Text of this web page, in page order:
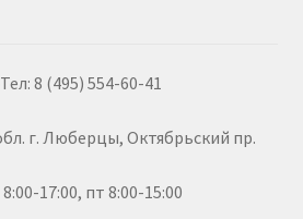
8 (495) 554-60-41
г. Люберцы, Октябрьский пр.
17:00, пт 8:00-15:00